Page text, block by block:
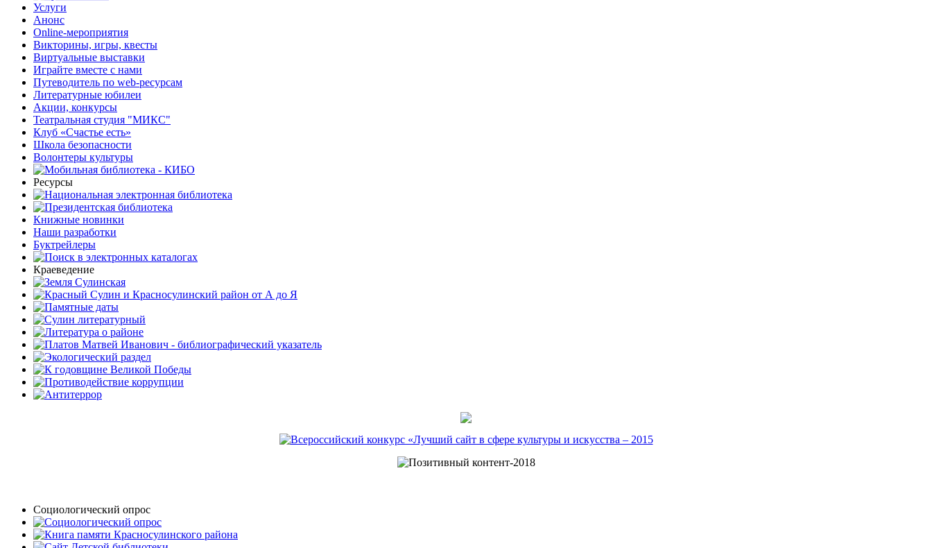
Услуги
Анонс
Online-мероприятия
Викторины, игры, квесты
Виртуальные выставки
Играйте вместе с нами
Путеводитель по web-ресурсам
Литературные юбилеи
Акции, конкурсы
Театральная студия "МИКС"
Клуб «Счастье есть»
Школа безопасности
Волонтеры культуры
Ресурсы
Книжные новинки
Наши разработки
Буктрейлеры
Краеведение
Социологический опрос